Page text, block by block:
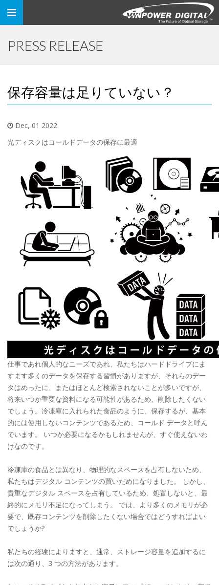
Toggle
PRESS RELEASE
保存容量は足りていない？
Dec, 01 2022
光ディスクはコールドデータの保存に最適
仕事であれ個人的なニーズであれ、私たちはハードドライブにま
すます多くのデータを保存する習慣がありますが、それらのデー
タはめったに、またはほとんど検索されないことが多いですが、
将来いつか重要な資料になる可能性があるため、削除したくない
でしょう。冷凍庫に入れられた食品のように、保存するが、基本
的には使用しないコンテンツであるため、コールド データと呼ん
でいます。 いつか必要になるかもしれませんが、すぐ使えないわ
けなのです。
冷凍庫の食品とは異なり、物理的なスペースを占有しないため、
私たちはデジタル コンテンツの買いだめになりました。 しかし、
貴重なデジタル スペースを占有しているため、処置しないと、最
終的にメモリ不足になってしまう。 では、より多くのメモリが必
要で、既存コンテンツを削除したくない場合ではどうすればよい
でしょうか?
私たちの経験によりますと、通常、ストレージ容量を追加するに
は次の通り、3 つの方法があります。